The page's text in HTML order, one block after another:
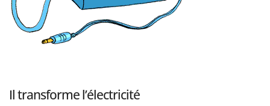
Il transforme l’électricité